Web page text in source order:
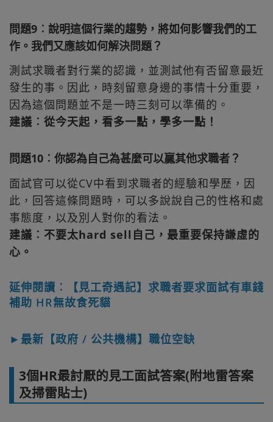
問題9︰說明這個行業的趨勢，將如何影響我們的工
作。我們又應該如何解決問題？
測試求職者對行業的認識，並測試他有否留意最近
發生的事。因此，時刻留意身邊的事情十分重要，
因為這個問題並不是一時三刻可以準備的。
建議︰從今天起，看多一點，學多一點！
問題10︰你認為自己為甚麼可以贏其他求職者？
面試官可以從CV中看到求職者的經驗和學歷，因
此，回答這條問題時，可以多說說自己的性格和處
事態度，以及別人對你的看法。
建議︰不要太hard sell自己，最重要保持謙虛的
心。
延伸閱讀︰【見工奇遇記】求職者要求面試有車錢
補助 HR無故食死貓
►最新【政府 / 公共機構】職位空缺
3個HR最討厭的見工面試答案(附地雷答案
及掃雷貼士)